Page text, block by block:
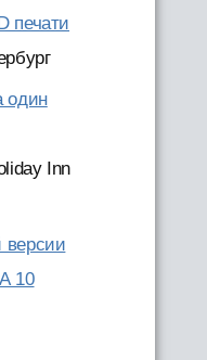
печати
один
Inn
версии
10